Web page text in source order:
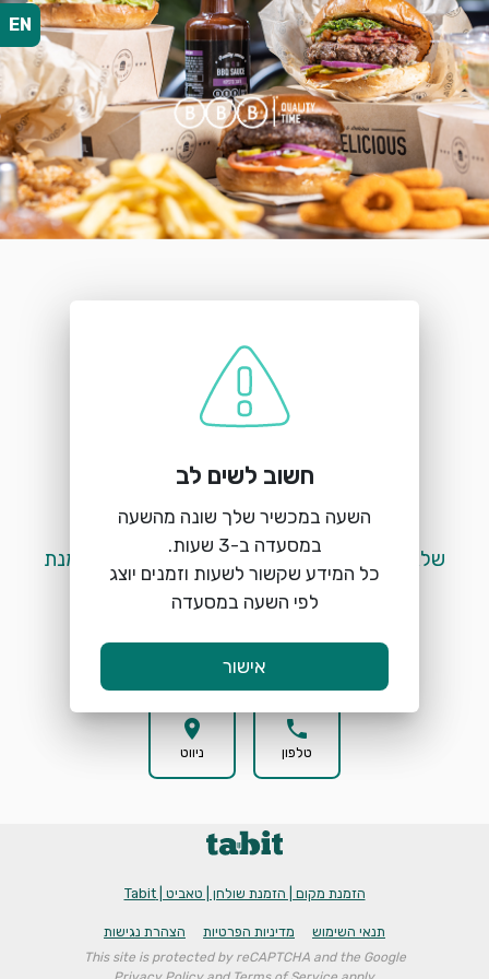
הזמנת מקום
BBB עפולה
מקום יש ליצור קשר טלפוני עם המסעדה
phone
טלפון
location_on
ניווט
EN
הזמנת מקום | הזמנת שולחן | טאביט | Tabit
תנאי השימוש מדיניות הפרטיות הצהרת נגישות
This site is protected by reCAPTCHA and the Google
חשוב לשים לב
השעה במכשיר שלך שונה מהשעה
כל המידע שקשור לשעות וזמנים יוצג
לפי השעה במסעדה
אישור